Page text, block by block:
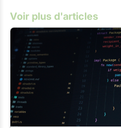
Voir plus d'articles